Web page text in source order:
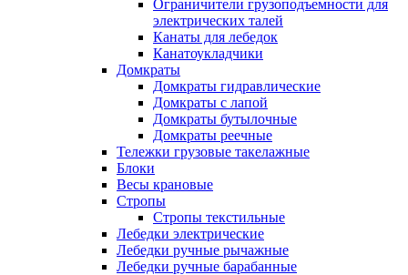
Ограничители грузоподъемности для
электрических талей
Канаты для лебедок
Канатоукладчики
Домкраты
Домкраты гидравлические
Домкраты с лапой
Домкраты бутылочные
Домкраты реечные
Тележки грузовые такелажные
Блоки
Весы крановые
Стропы
Стропы текстильные
Лебедки электрические
Лебедки ручные рычажные
Лебедки ручные барабанные